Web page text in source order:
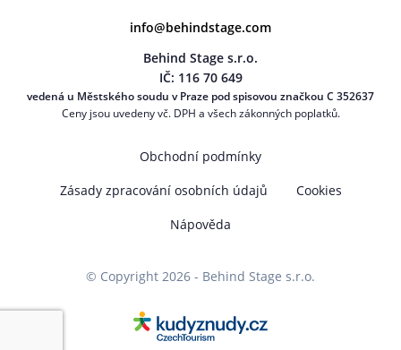
info@behindstage.com
Behind Stage s.r.o.
IČ: 116 70 649
vedená u Městského soudu v Praze pod spisovou značkou C 352637
Ceny jsou uvedeny vč. DPH a všech zákonných poplatků.
Obchodní podmínky
Zásady zpracování osobních údajů
Cookies
Nápověda
© Copyright 2026 - Behind Stage s.r.o.